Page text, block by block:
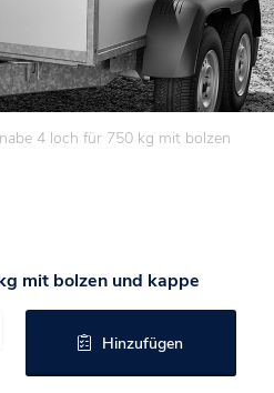
4 loch für 750 kg mit bolzen
mit bolzen und kappe
Hinzufügen